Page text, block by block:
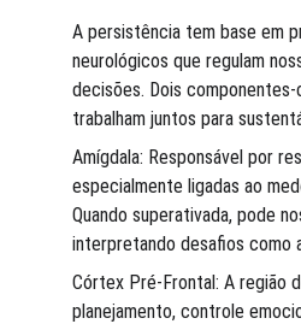
A persistência tem base em
neurológicos que regulam
decisões. Dois
trabalham juntos para
Amígdala: Responsável por
especialmente ligadas ao
Quando superativada, pode
interpretando desafios como
Córtex Pré-Frontal: A região
planejamento, controle